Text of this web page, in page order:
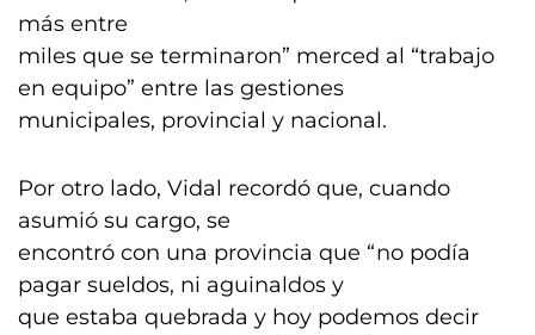
más entre
miles que se terminaron” merced al “trabajo
en equipo” entre las gestiones
municipales, provincial y nacional.
Por otro lado, Vidal recordó que, cuando
asumió su cargo, se
encontró con una provincia que “no podía
pagar sueldos, ni aguinaldos y
que estaba quebrada y hoy podemos decir